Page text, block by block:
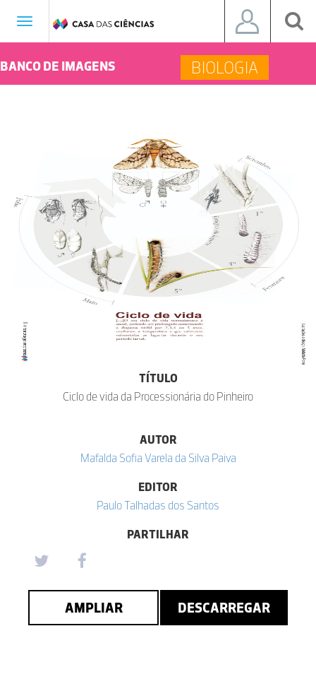
Toggle
BANCO DE IMAGENS BIOLOGIA
TÍTULO
Ciclo de vida da Processionária do Pinheiro
AUTOR
Mafalda Sofia Varela da Silva Paiva
EDITOR
Paulo Talhadas dos Santos
PARTILHAR
AMPLIAR DESCARREGAR